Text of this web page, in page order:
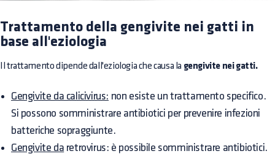
Trattamento della gengivite nei gatti in
base all'eziologia
Il trattamento dipende dall'eziologia che causa la gengivite nei gatti.
Gengivite da calicivirus: non esiste un trattamento specifico.
Si possono somministrare antibiotici per prevenire infezioni
batteriche sopraggiunte.
Gengivite da retrovirus: è possibile somministrare antibiotici.